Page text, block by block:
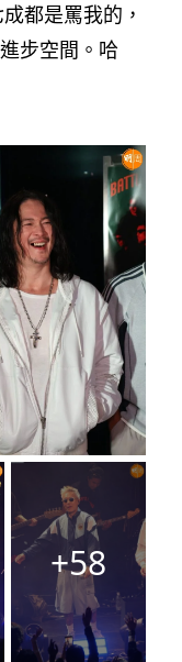
都是罵我的，
步空間。哈
+58